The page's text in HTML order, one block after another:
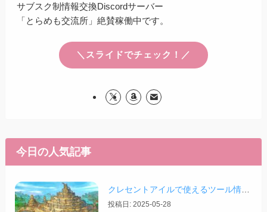
サブスク制情報交換Discordサーバー
「とらめも交流所」絶賛稼働中です。
＼スライドでチェック！／
今日の人気記事
投稿日: 2025-05-28